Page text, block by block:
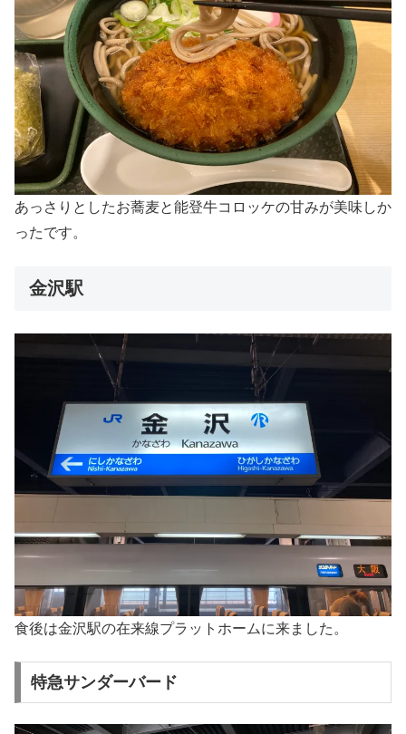
あっさりとしたお蕎麦と能登牛コロッケの甘みが美味しか
ったです。
金沢駅
食後は金沢駅の在来線プラットホームに来ました。
特急サンダーバード